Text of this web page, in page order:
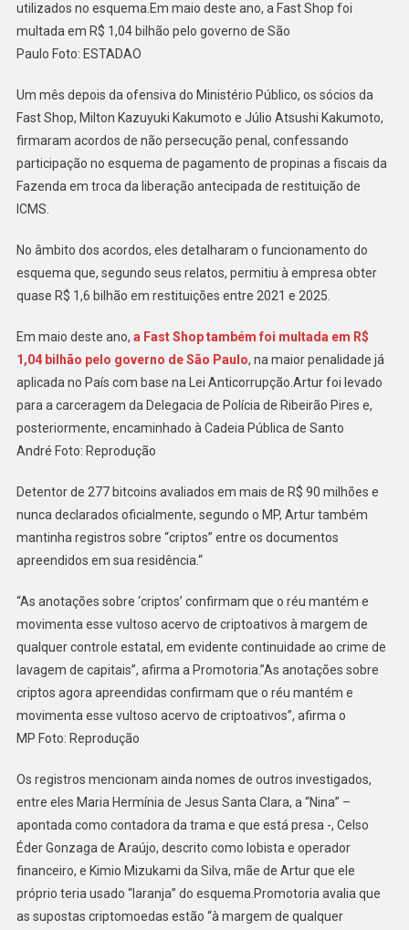
utilizados no esquema.Em maio deste ano, a Fast Shop foi
multada em R$ 1,04 bilhão pelo governo de São
Paulo Foto: ESTADAO
Um mês depois da ofensiva do Ministério Público, os sócios da
Fast Shop, Milton Kazuyuki Kakumoto e Júlio Atsushi Kakumoto,
firmaram acordos de não persecução penal, confessando
participação no esquema de pagamento de propinas a fiscais da
Fazenda em troca da liberação antecipada de restituição de
ICMS.
No âmbito dos acordos, eles detalharam o funcionamento do
esquema que, segundo seus relatos, permitiu à empresa obter
quase R$ 1,6 bilhão em restituições entre 2021 e 2025.
Em maio deste ano, a Fast Shop também foi multada em R$
1,04 bilhão pelo governo de São Paulo, na maior penalidade já
aplicada no País com base na Lei Anticorrupção.Artur foi levado
para a carceragem da Delegacia de Polícia de Ribeirão Pires e,
posteriormente, encaminhado à Cadeia Pública de Santo
André Foto: Reprodução
Detentor de 277 bitcoins avaliados em mais de R$ 90 milhões e
nunca declarados oficialmente, segundo o MP, Artur também
mantinha registros sobre “criptos” entre os documentos
apreendidos em sua residência.“
“As anotações sobre ‘criptos’ confirmam que o réu mantém e
movimenta esse vultoso acervo de criptoativos à margem de
qualquer controle estatal, em evidente continuidade ao crime de
lavagem de capitais”, afirma a Promotoria.”As anotações sobre
criptos agora apreendidas confirmam que o réu mantém e
movimenta esse vultoso acervo de criptoativos”, afirma o
MP Foto: Reprodução
Os registros mencionam ainda nomes de outros investigados,
entre eles Maria Hermínia de Jesus Santa Clara, a “Nina” –
apontada como contadora da trama e que está presa -, Celso
Éder Gonzaga de Araújo, descrito como lobista e operador
financeiro, e Kimio Mizukami da Silva, mãe de Artur que ele
próprio teria usado “laranja” do esquema.Promotoria avalia que
as supostas criptomoedas estão “à margem de qualquer